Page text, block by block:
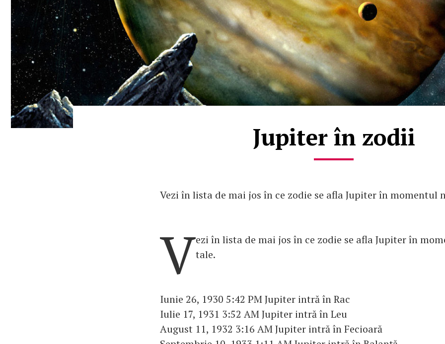
Jupiter în zodii
Vezi în lista de mai jos în ce zodie se afla Jupiter în momentul
Vezi în lista de mai jos în ce zodie se afla Jupiter în
tale.
Iunie 26, 1930 5:42 PM Jupiter intră în Rac
Iulie 17, 1931 3:52 AM Jupiter intră în Leu
August 11, 1932 3:16 AM Jupiter intră în Fecioară